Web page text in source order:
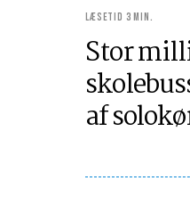
LÆSETID 3 MIN.
Stor
af